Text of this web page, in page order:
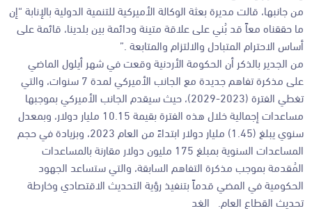
من جانبها، قالت مديرة بعثة الوكالة الأميركية للتنمية الدولية بالإنابة “إن
ما حققناه معاً قد بُني على علاقة متينة ودائمة بين بلدينا، قائمة على
أساس الاحترام المتبادل والالتزام والمتابعة .”
من الجدير بالذكر أن الحكومة الأردنية وقعت في شهر أيلول الماضي
على مذكرة تفاهم جديدة مع الجانب الأميركي لمدة 7 سنوات، والتي
تغطي الفترة (2023-2029)، حيث سيقدم الجانب الأميركي بموجبها
مساعدات إجمالية خلال هذه الفترة بقيمة 10.15 مليار دولار، وبمعدل
سنوي يبلغ (1.45) مليار دولار ابتداءً من العام 2023، وبزيادة في حجم
المساعدات السنوية بمبلغ 175 مليون دولار مقارنة بالمساعدات
المُقدمة بموجب مذكرة التفاهم السابقة، والتي ستساعد الجهود
الحكومية في المضي قدماً بتنفيذ رؤية التحديث الاقتصادي وخارطة
تحديث القطاع العام. الغد